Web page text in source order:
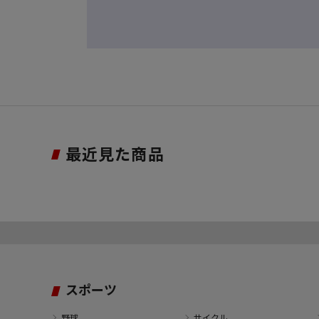
最近見た商品
スポーツ